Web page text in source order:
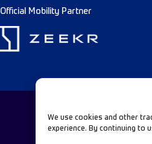
We use cookies and other
experience. By continuing to
Official Mobility Partner